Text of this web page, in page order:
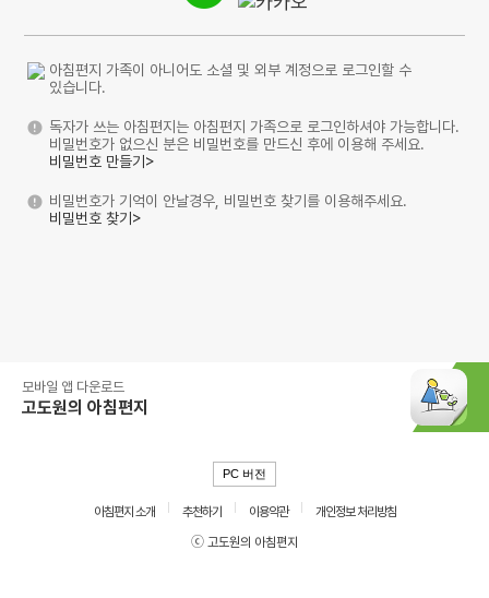
아침편지 가족이 아니어도 소셜 및 외부 계정으로 로그인할 수
있습니다.
독자가 쓰는 아침편지는 아침편지 가족으로 로그인하셔야 가능합니다.
비밀번호가 없으신 분은 비밀번호를 만드신 후에 이용해 주세요.
비밀번호 만들기>
비밀번호가 기억이 안날경우, 비밀번호 찾기를 이용해주세요.
비밀번호 찾기>
모바일 앱 다운로드
고도원의 아침편지
PC 버전
아침편지 소개 추천하기 이용약관
개인정보 처리방침
ⓒ 고도원의 아침편지